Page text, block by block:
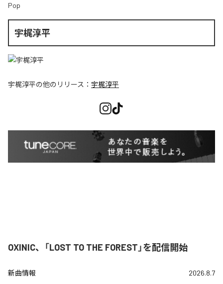
Pop
宇梶淳平
宇梶淳平の他のリリース： 宇梶淳平
OXINIC、「LOST TO THE FOREST」を配信開始
新曲情報 2026.8.7